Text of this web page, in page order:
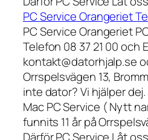
PC Service Orangeriet
PC Service Orangeriet
Telefon 08 37 21 00 och
kontakt@datorhjalp.se
Orrspelsvägen 13,
inte dator? Vi hjälper
Mac PC Service ( Nytt
funnits 11 år på